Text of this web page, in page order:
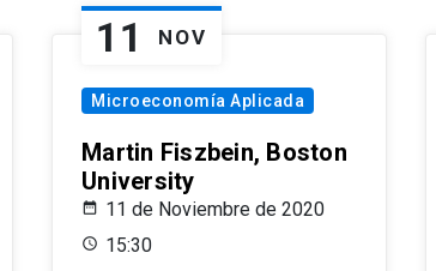
11 NOV
Microeconomía Aplicada
Martin Fiszbein, Boston
University
11 de Noviembre de 2020
15:30